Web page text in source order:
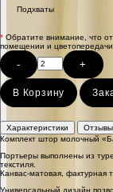
Подхваты
* Обратите внимание, что
помещении и
- +
В Корзину
Характеристики
Комплект штор молочный
Портьеры выполнены из
текстиля.
Канвас-матовая, фактурная
Универсальный дизайн